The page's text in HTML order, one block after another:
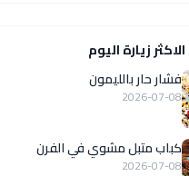
زيارة اليوم
فشار حار بالليمون
2026-07-08
كباب متبل مشوي في الفرن
2026-07-08